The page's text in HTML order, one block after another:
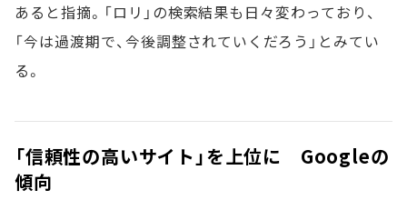
あると指摘。「ロリ」の検索結果も日々変わっており、
「今は過渡期で、今後調整されていくだろう」とみてい
る。
「信頼性の高いサイト」を上位に Googleの
傾向